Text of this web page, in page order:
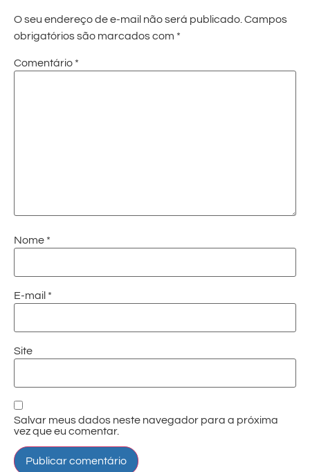
O seu endereço de e-mail não será publicado. Campos
obrigatórios são marcados com *
Comentário *
Nome *
E-mail *
Site
Salvar meus dados neste navegador para a próxima
vez que eu comentar.